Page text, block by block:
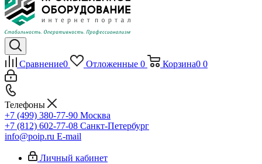
Сравнение0 Отложенные 0 Корзина0 0
Телефоны
+7 (499) 380-77-90 Москва
+7 (812) 602-77-08 Санкт-Петербург
info@poip.ru E-mail
Личный кабинет